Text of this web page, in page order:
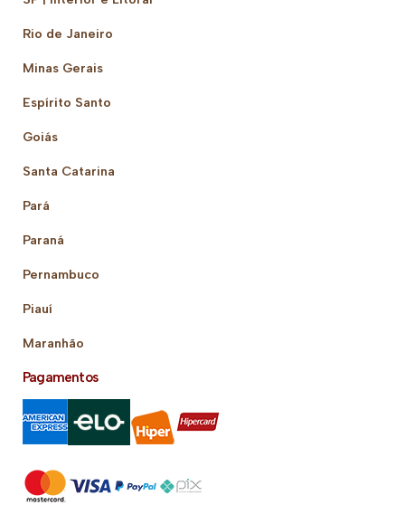
Rio de Janeiro
Minas Gerais
Espírito Santo
Goiás
Santa Catarina
Pará
Paraná
Pernambuco
Piauí
Maranhão
Pagamentos